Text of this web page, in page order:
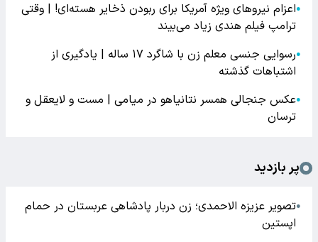
●اعزام نیروهای ویژه آمریکا برای ربودن ذخایر هسته‌ای! | وقتی
ترامپ فیلم هندی زیاد می‌بیند
●
رسوایی جنسی معلم زن با شاگرد ۱۷ ساله | یادگیری از
اشتباهات گذشته
●عکس جنجالی همسر نتانیاهو در میامی | مست و لایعقل و
ترسان
پر بازدید
●تصویر عزیزه الاحمدی؛ زن دربار پادشاهی عربستان در حمام
اپستین